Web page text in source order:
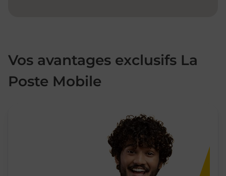
Vos avantages exclusifs La
Poste Mobile